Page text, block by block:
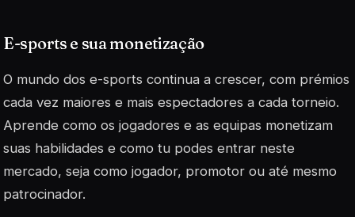
E-sports e sua monetização
O mundo dos e-sports continua a crescer, com prémios
cada vez maiores e mais espectadores a cada torneio.
Aprende como os jogadores e as equipas monetizam
suas habilidades e como tu podes entrar neste
mercado, seja como jogador, promotor ou até mesmo
patrocinador.